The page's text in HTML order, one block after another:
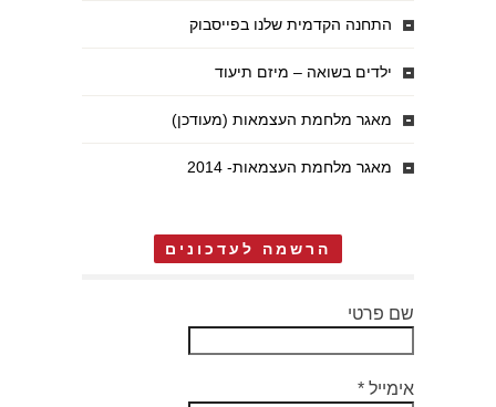
התחנה הקדמית שלנו בפייסבוק
ילדים בשואה – מיזם תיעוד
מאגר מלחמת העצמאות (מעודכן)
מאגר מלחמת העצמאות- 2014
הרשמה לעדכונים
שם פרטי
אימייל *